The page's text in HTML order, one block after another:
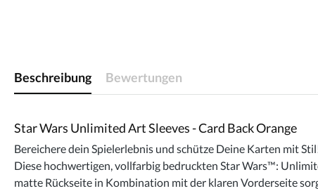
Beschreibung Bewertungen
Star Wars Unlimited Art Sleeves - Card Back Orange
Bereichere dein Spielerlebnis und schütze Deine Karten mit
Diese hochwertigen, vollfarbig bedruckten Star Wars™:
matte Rückseite in Kombination mit der klaren Vorderseite